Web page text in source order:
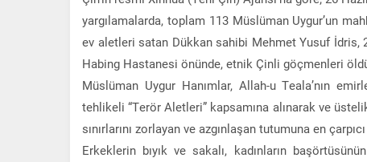
yargılamalarda, toplam 113 Müslüman Uygur’un
ev aletleri satan Dükkan sahibi Mehmet Yusuf İdris,
Habing Hastanesi önünde, etnik Çinli göçmenleri
Müslüman Uygur Hanımlar, Allah-u Teala’nın
tehlikeli “Terör Aletleri” kapsamına alınarak ve
sınırlarını zorlayan ve azgınlaşan tutumuna en
Erkeklerin bıyık ve sakalı, kadınların